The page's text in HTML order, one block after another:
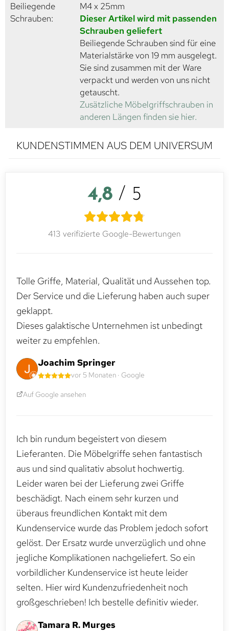
Beiliegende
Schrauben:
M4 x 25mm
Dieser Artikel wird mit passenden
Schrauben geliefert
Beiliegende Schrauben sind für eine
Materialstärke von 19 mm ausgelegt.
Sie sind zusammen mit der Ware
verpackt und werden von uns nicht
getauscht.
Zusätzliche Möbelgriffschrauben in
anderen Längen finden sie hier.
KUNDENSTIMMEN AUS DEM UNIVERSUM
4,8 / 5
413 verifizierte Google-Bewertungen
Tolle Griffe, Material, Qualität und Aussehen top.
Der Service und die Lieferung haben auch super
geklappt.
Dieses galaktische Unternehmen ist unbedingt
weiter zu empfehlen.
Joachim Springer
vor 5 Monaten · Google
Auf Google ansehen
Ich bin rundum begeistert von diesem
Lieferanten. Die Möbelgriffe sehen fantastisch
aus und sind qualitativ absolut hochwertig.
Leider waren bei der Lieferung zwei Griffe
beschädigt. Nach einem sehr kurzen und
überaus freundlichen Kontakt mit dem
Kundenservice wurde das Problem jedoch sofort
gelöst. Der Ersatz wurde unverzüglich und ohne
jegliche Komplikationen nachgeliefert. So ein
vorbildlicher Kundenservice ist heute leider
selten. Hier wird Kundenzufriedenheit noch
großgeschrieben! Ich bestelle definitiv wieder.
Tamara R. Murges